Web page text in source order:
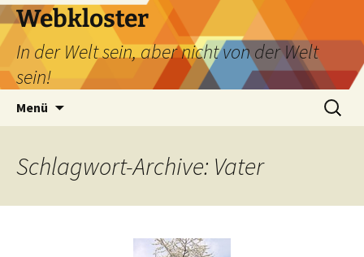
Webkloster
In der Welt sein, aber nicht von der Welt
sein!
Menü
Suchen
nach:
Schlagwort-Archive: Vater